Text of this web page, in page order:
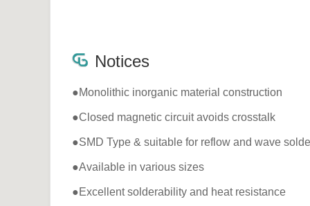
Notices
●Monolithic inorganic material construction
●Closed magnetic circuit avoids crosstalk
●SMD Type & suitable for reflow and wave
●Available in various sizes
●Excellent solderability and heat resistance